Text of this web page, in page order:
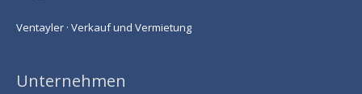
Ventayler · Verkauf und Vermietung
Unternehmen